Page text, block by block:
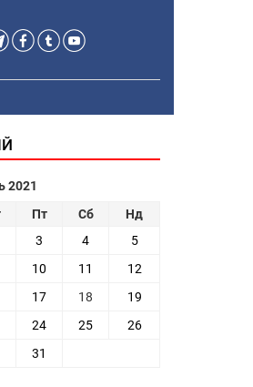
2021
Пт Сб
Нд
3 4
5
10 11
12
17 18
19
24 25
26
31